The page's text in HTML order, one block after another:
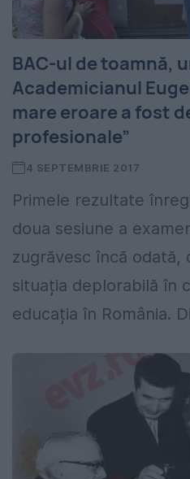
BAC-ul de toamnă,
Academicianul
mare eroare a fost
profesionale”
4 SEPTEMBRIE 2017
Primele rezultate
doua sesiune a
zugrăvesc încă odată,
situația deplorabilă în
educația în România.